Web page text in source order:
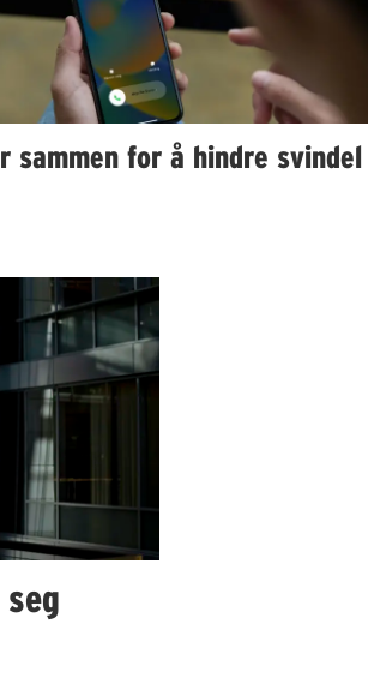
sammen for å hindre svindel